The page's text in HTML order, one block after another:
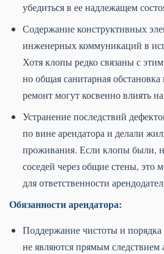
убедиться в ее надлежащем
Содержание конструктивных
инженерных коммуникаций в
Хотя клопы редко связаны с
но общая санитарная
ремонт могут косвенно влиять
Устранение последствий
по вине арендатора и делали
проживания. Если клопы были,
соседей через общие стены, это
для ответственности
Обязанности арендатора:
Поддержание чистоты и
не являются прямым следствием